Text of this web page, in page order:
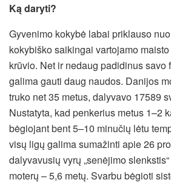
Ką daryti?
Gyvenimo kokybė labai priklauso
kokybiško saikingai vartojamo
krūvio. Net ir nedaug padidinus savo
galima gauti daug naudos. Danijos
truko net 35 metus, dalyvavo 17589
Nustatyta, kad penkerius metus 1–2
bėgiojant bent 5–10 minučių lėtu
visų ligų galima sumažinti apie 26
dalyvavusių vyrų „senėjimo
moterų – 5,6 metų. Svarbu bėgioti